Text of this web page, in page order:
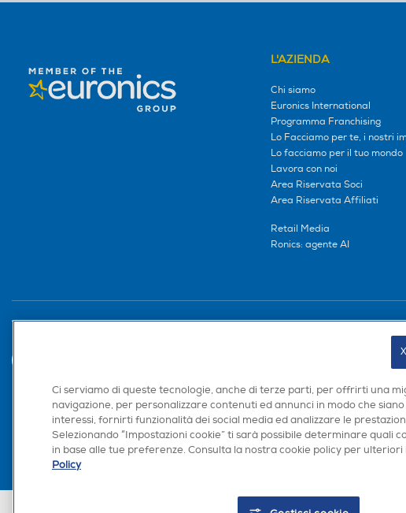
L'AZIENDA
Chi siamo
Euronics International
Programma Franchising
Lo Facciamo per te, i nostri
Lo facciamo per il tuo mondo
Lavora con noi
Area Riservata Soci
Area Riservata Affiliati
Retail Media
Ronics: agente AI
Trova negozio
Euronics Italia SpA. Sede legale Via Montefeltro, 6/a 20156 Milano Partita Iva, Codice
Ci serviamo di queste tecnologie, anche di terze parti, per offrirti una
navigazione, per personalizzare contenuti ed annunci in modo che
interessi, fornirti funzionalità dei social media ed analizzare le
Selezionando “Impostazioni cookie” ti sarà possibile determinare quali
in base alle tue preferenze. Consulta la nostra cookie policy per ulteriori
Policy